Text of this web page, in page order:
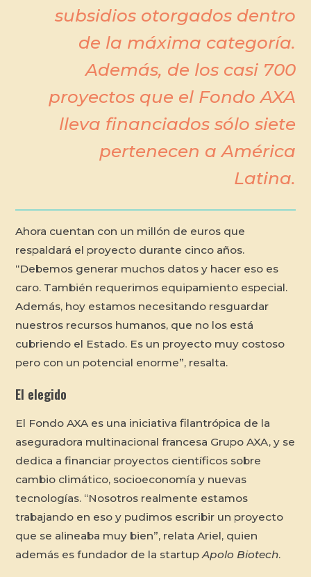
subsidios otorgados dentro
de la máxima categoría.
Además, de los casi 700
proyectos que el Fondo AXA
lleva financiados sólo siete
pertenecen a América
Latina.
Ahora cuentan con un millón de euros que
respaldará el proyecto durante cinco años.
“Debemos generar muchos datos y hacer eso es
caro. También requerimos equipamiento especial.
Además, hoy estamos necesitando resguardar
nuestros recursos humanos, que no los está
cubriendo el Estado. Es un proyecto muy costoso
pero con un potencial enorme”, resalta.
El elegido
El Fondo AXA es una iniciativa filantrópica de la
aseguradora multinacional francesa Grupo AXA, y se
dedica a financiar proyectos científicos sobre
cambio climático, socioeconomía y nuevas
tecnologías. “Nosotros realmente estamos
trabajando en eso y pudimos escribir un proyecto
que se alineaba muy bien”, relata Ariel, quien
además es fundador de la startupApolo Biotech.